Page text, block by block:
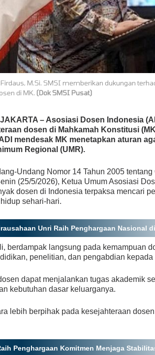
M.Si. SMSI memberikan dukungan
di MK. (Dok SMSI Pusat)
– Asosiasi Dosen Indonesia
dosen di Mahkamah Konstitusi
mendesak MK menetapkan aturan
Regional (UMR).
Undang Nomor 14 Tahun 2005
(25/5/2026), Ketua Umum Asosiasi
dosen di Indonesia terpaksa mencari
sehari-hari.
Unri Raih Penghargaan Nasional
berdampak langsung pada kemampuan
penelitian, dan pengabdian kepada
dapat menjalankan tugas akademik
kebutuhan dasar keluarganya.
lebih berpihak pada kesejahteraan
Penghargaan Komitmen Menjaga